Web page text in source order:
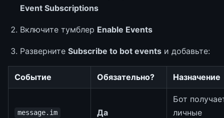
Event Subscriptions
Включите тумблер Enable Events
Разверните Subscribe to bot events и добавьте:
Событие Обязательно? Назначение
message.im Да
Бот
личные